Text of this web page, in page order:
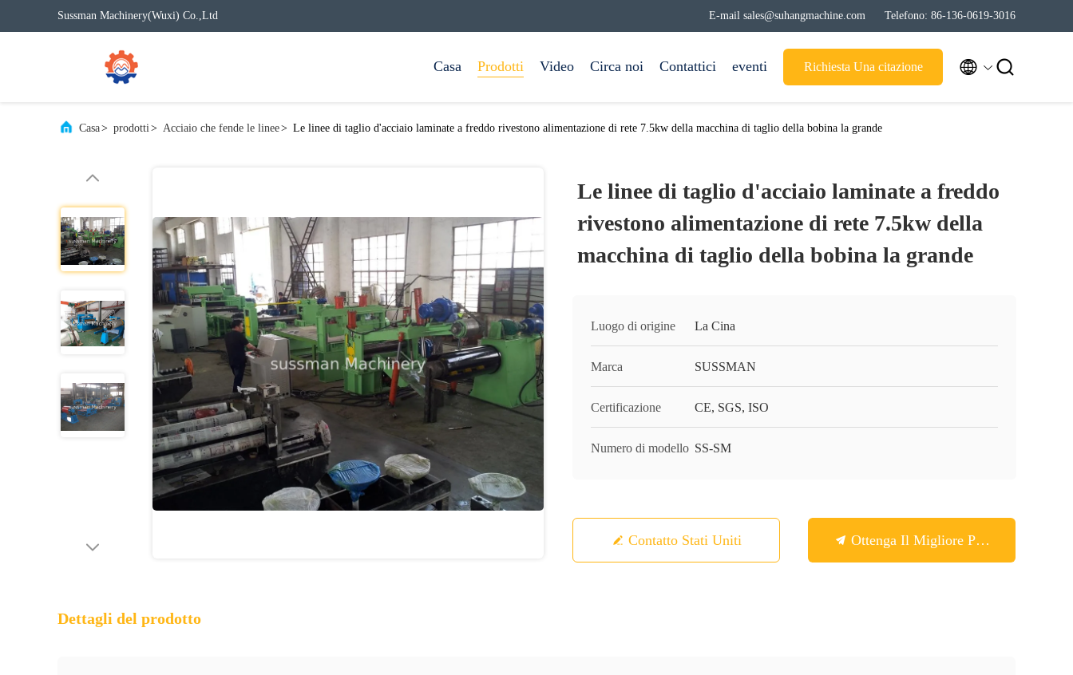
Sussman Machinery(Wuxi) Co.,Ltd E-mail sales@suhangmachine.com Telefono: 86-136-0619-3016
Casa Prodotti Video Circa noi Contattici eventi Richiesta Una citazione  
Casa> prodotti> Acciaio che fende le linee> Le linee di taglio d'acciaio laminate a freddo rivestono alimentazione di rete 7.5kw della macchina di taglio della bobina la grande
Le linee di taglio d'acciaio laminate a freddo
rivestono alimentazione di rete 7.5kw della
macchina di taglio della bobina la grande
Luogo di origine La Cina
Marca SUSSMAN
Certificazione CE, SGS, ISO
Numero di modello SS-SM
Contatto Stati Uniti Ottenga Il Migliore Prezzo
Dettagli del prodotto